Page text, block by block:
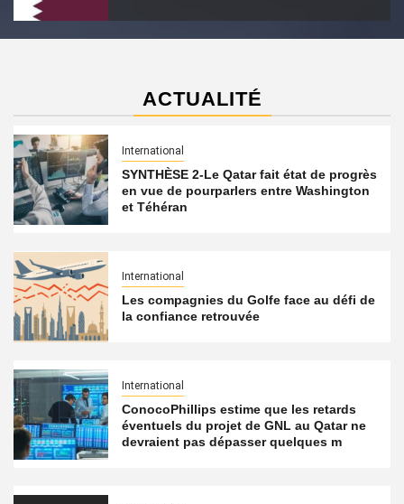
ACTUALITÉ
International
SYNTHÈSE 2-Le Qatar fait état de progrès
en vue de pourparlers entre Washington
et Téhéran
International
Les compagnies du Golfe face au défi de
la confiance retrouvée
International
ConocoPhillips estime que les retards
éventuels du projet de GNL au Qatar ne
devraient pas dépasser quelques m